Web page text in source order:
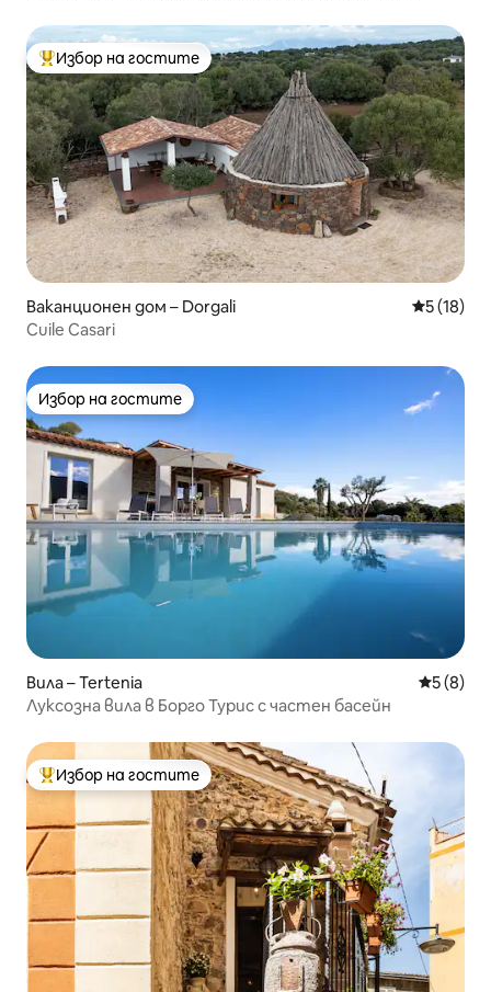
Най-популярен избор на гостите
Избор на гостите
Ваканционен дом – Dorgali Средна
5 (18)
Cuile Casari
Избор на гостите
Избор на гостите
Вила – Tertenia Средна
5 (8)
Луксозна вила в Борго Турис с частен басейн
Най-популярен избор на гостите
Избор на гостите